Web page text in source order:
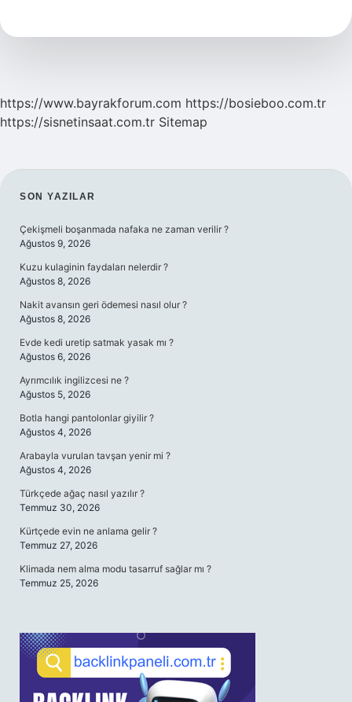
Olarak
https://www.bayrakforum.com https://bosieboo.com.tr
https://sisnetinsaat.com.tr Sitemap
SIDEBAR
SON YAZILAR
Çekişmeli boşanmada nafaka ne zaman verilir ?
Ağustos 9, 2026
Kuzu kulaginin faydaları nelerdir ?
Ağustos 8, 2026
Nakit avansın geri ödemesi nasıl olur ?
Ağustos 8, 2026
Evde kedi uretip satmak yasak mı ?
Ağustos 6, 2026
Ayrımcılık ingilizcesi ne ?
Ağustos 5, 2026
Botla hangi pantolonlar giyilir ?
Ağustos 4, 2026
Arabayla vurulan tavşan yenir mi ?
Ağustos 4, 2026
Türkçede ağaç nasıl yazılır ?
Temmuz 30, 2026
Kürtçede evin ne anlama gelir ?
Temmuz 27, 2026
Klimada nem alma modu tasarruf sağlar mı ?
Temmuz 25, 2026